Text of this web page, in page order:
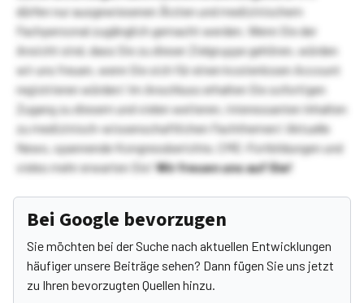
dürfen nur ausgewiesenen Ärzten und medizinischem
Fachpersonal zugänglich gemacht werden. Wenn Sie der
Ansicht sind, dass Sie zu dieser Zielgruppe gehören, würden
wir uns freuen, wenn Sie sich für einen kostenlosen Account
registrieren würden! Im Anschluss erhalten Sie sofortigen
Zugang zu diesem und vielen weiteren, interessanten Inhalten
zu medizinisch-wissenschaftlichen Fachthemen! Aktuelle
News, spannende Kongressberichte, CME-Fortbildungen und
vieles mehr erwarten Sie!Wir freuen uns auf Sie!
Bei Google bevorzugen
Sie möchten bei der Suche nach aktuellen Entwicklungen
häufiger unsere Beiträge sehen? Dann fügen Sie uns jetzt
zu Ihren bevorzugten Quellen hinzu.